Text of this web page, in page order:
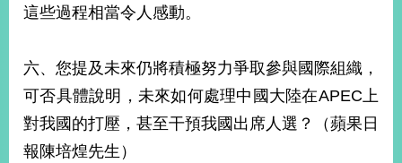
這些過程相當令人感動。
六、您提及未來仍將積極努力爭取參與國際組織，
可否具體說明，未來如何處理中國大陸在APEC上
對我國的打壓，甚至干預我國出席人選？（蘋果日
報陳培煌先生）